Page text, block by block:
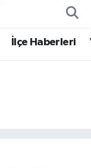
İlçe Haberleri